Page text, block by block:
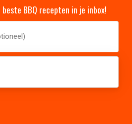
BBQ recepten in je inbox!